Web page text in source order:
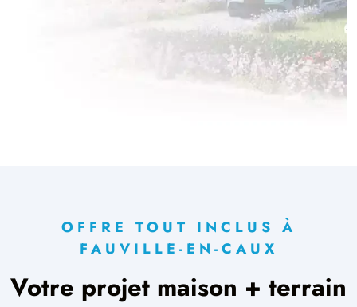
OFFRE TOUT INCLUS À
FAUVILLE-EN-CAUX
Votre projet maison + terrain